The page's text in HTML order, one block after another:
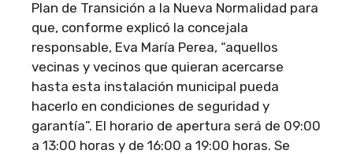
Plan de Transición a la Nueva Normalidad para
que, conforme explicó la concejala
responsable, Eva María Perea, “aquellos
vecinas y vecinos que quieran acercarse
hasta esta instalación municipal pueda
hacerlo en condiciones de seguridad y
garantía”. El horario de apertura será de 09:00
a 13:00 horas y de 16:00 a 19:00 horas. Se